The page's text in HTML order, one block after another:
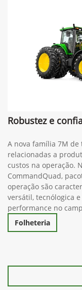
Robustez e
A nova família 7M
relacionadas a
custos na operação.
CommandQuad,
operação são
versátil, tecnólogica
performance no
Folheteria